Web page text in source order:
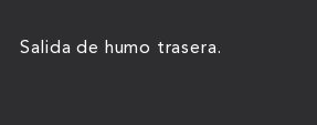
Salida de humo trasera.